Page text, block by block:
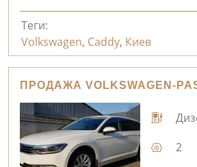
Теги:
Volkswagen, Caddy, Киев
ПРОДАЖА VOLKSWAGEN-
2